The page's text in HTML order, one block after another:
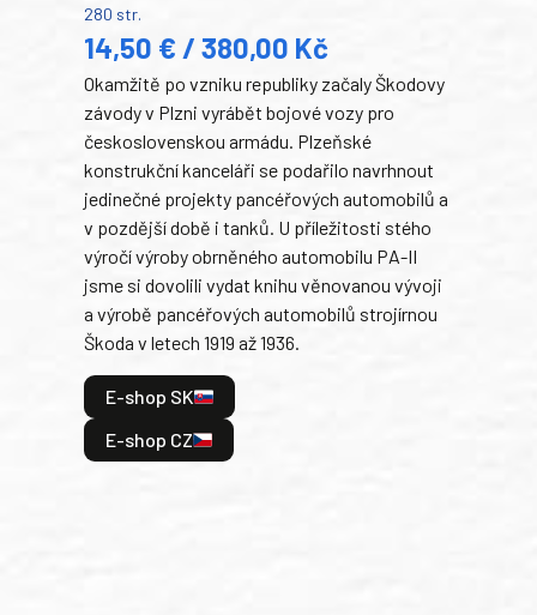
280 str.
14,50 € / 380,00 Kč
Okamžitě po vzniku republiky začaly Škodovy
závody v Plzni vyrábět bojové vozy pro
československou armádu. Plzeňské
konstrukční kanceláři se podařilo navrhnout
jedinečné projekty pancéřových automobilů a
v pozdější době i tanků. U příležitosti stého
výročí výroby obrněného automobilu PA-II
jsme si dovolili vydat knihu věnovanou vývoji
a výrobě pancéřových automobilů strojírnou
Škoda v letech 1919 až 1936.
E-shop SK
E-shop CZ